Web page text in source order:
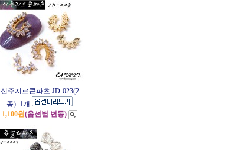
신주지르콘파츠 JD-023(2
종): 1개
1,100원(옵션별 변동)